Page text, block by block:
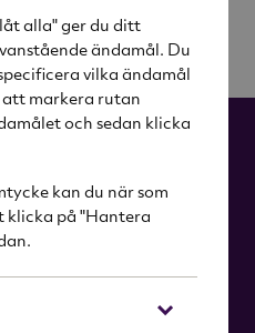
alla" ger du ditt
ändamål. Du
vilka ändamål
att markera rutan
och sedan klicka
kan du när som
klicka på "Hantera